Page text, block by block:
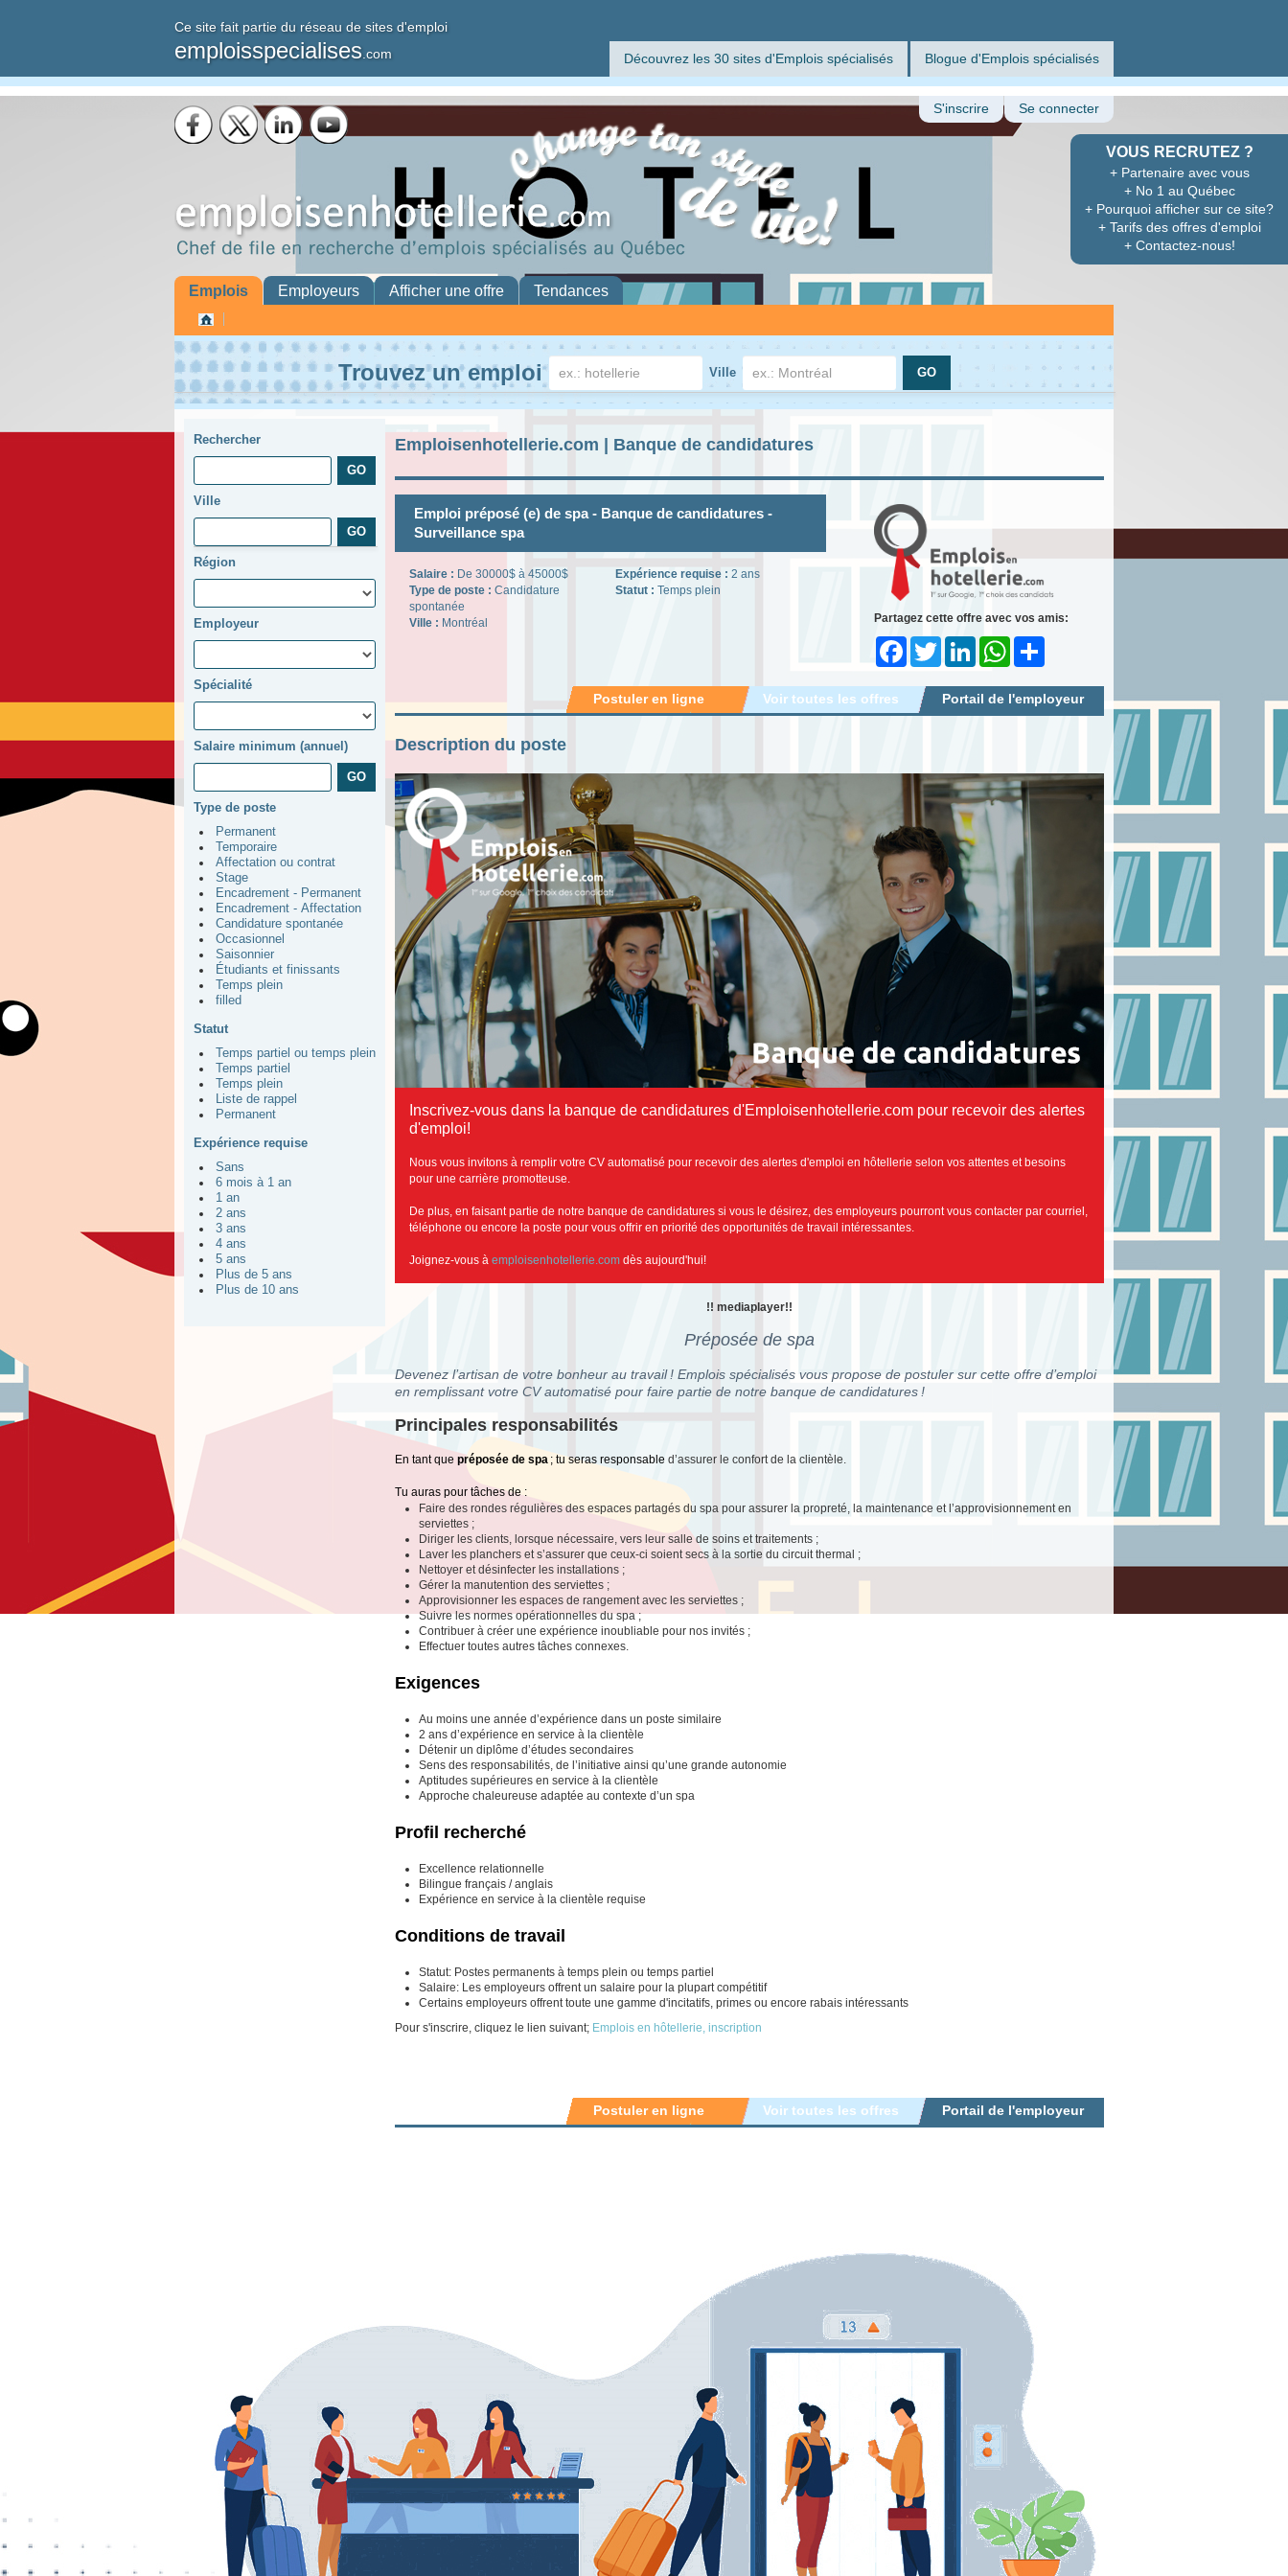
Ce site fait partie du réseau de sites d'emploi
emploisspecialises .com Découvrez les 30 sites d'Emplois spécialisés Blogue d'Emplois spécialisés
VOUS RECRUTEZ ?
+ Partenaire avec vous
+ No 1 au Québec
+ Pourquoi afficher sur ce site?
+ Tarifs des offres d'emploi
+ Contactez-nous!
S'inscrire Se connecter
Emplois Employeurs Afficher une offre Tendances
Trouvez un emploi Ville
Rechercher
Ville
Région
Employeur
Spécialité
Salaire minimum (annuel)
Type de poste
Permanent
Temporaire
Affectation ou contrat
Stage
Encadrement - Permanent
Encadrement - Affectation
Candidature spontanée
Occasionnel
Saisonnier
Étudiants et finissants
Temps plein
filled
Statut
Temps partiel ou temps plein
Temps partiel
Temps plein
Liste de rappel
Permanent
Expérience requise
Sans
6 mois à 1 an
1 an
2 ans
3 ans
4 ans
5 ans
Plus de 5 ans
Plus de 10 ans
Emploisenhotellerie.com | Banque de candidatures
Emploi préposé (e) de spa - Banque de candidatures -
Surveillance spa
Salaire : De 30000$ à 45000$
Type de poste : Candidature
spontanée
Ville : Montréal
Expérience requise : 2 ans
Statut : Temps plein
Partagez cette offre avec vos amis:
FacebookTwitter LinkedInWhatsApp
Portail de l'employeur
Voir toutes les offres
Postuler en ligne
Description du poste
Inscrivez-vous dans la banque de candidatures d'Emploisenhotellerie.com pour recevoir des alertes
d'emploi!
Nous vous invitons à remplir votre CV automatisé pour recevoir des alertes d'emploi en hôtellerie selon vos attentes et besoins
pour une carrière promotteuse.
De plus, en faisant partie de notre banque de candidatures si vous le désirez, des employeurs pourront vous contacter par courriel,
téléphone ou encore la poste pour vous offrir en priorité des opportunités de travail intéressantes.
Joignez-vous à emploisenhotellerie.com dès aujourd'hui!
!! mediaplayer!!
Préposée de spa
Devenez l’artisan de votre bonheur au travail ! Emplois spécialisés vous propose de postuler sur cette offre d’emploi
en remplissant votre CV automatisé pour faire partie de notre banque de candidatures !
Principales responsabilités
En tant que préposée de spa ; tu seras responsable d’assurer le confort de la clientèle.
Tu auras pour tâches de :
Faire des rondes régulières des espaces partagés du spa pour assurer la propreté, la maintenance et l’approvisionnement en
serviettes ;
Diriger les clients, lorsque nécessaire, vers leur salle de soins et traitements ;
Laver les planchers et s’assurer que ceux-ci soient secs à la sortie du circuit thermal ;
Nettoyer et désinfecter les installations ;
Gérer la manutention des serviettes ;
Approvisionner les espaces de rangement avec les serviettes ;
Suivre les normes opérationnelles du spa ;
Contribuer à créer une expérience inoubliable pour nos invités ;
Effectuer toutes autres tâches connexes.
Exigences
Au moins une année d’expérience dans un poste similaire
2 ans d’expérience en service à la clientèle
Détenir un diplôme d’études secondaires
Sens des responsabilités, de l’initiative ainsi qu’une grande autonomie
Aptitudes supérieures en service à la clientèle
Approche chaleureuse adaptée au contexte d’un spa
Profil recherché
Excellence relationnelle
Bilingue français / anglais
Expérience en service à la clientèle requise
Conditions de travail
Statut: Postes permanents à temps plein ou temps partiel
Salaire: Les employeurs offrent un salaire pour la plupart compétitif
Certains employeurs offrent toute une gamme d'incitatifs, primes ou encore rabais intéressants
Pour s'inscrire, cliquez le lien suivant; Emplois en hôtellerie, inscription
Portail de l'employeur
Voir toutes les offres
Postuler en ligne